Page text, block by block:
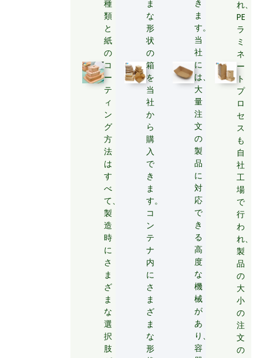
種
類
と
紙
の
コ
ー
テ
ィ
ン
グ
方
法
は
す
べ
て、
製
造
時
に
さ
ま
ざ
ま
な
選
択
肢
ま
な
形
状
の
箱
を
当
社
か
ら
購
入
で
き
ま
す。
コ
ン
テ
ナ
内
に
さ
ま
ざ
ま
な
形
き
ま
す。
当
社
に
は、
大
量
注
文
の
製
品
に
対
応
で
き
る
高
度
な
機
械
が
あ
り、
容
れ、
PE
ラ
ミ
ネ
ー
ト
プ
ロ
セ
ス
も
自
社
工
場
で
行
わ
れ、
製
品
の
大
小
の
注
文
の